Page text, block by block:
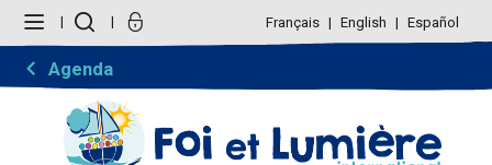
contenu.
navigation
personnels
Français English Español
Agenda